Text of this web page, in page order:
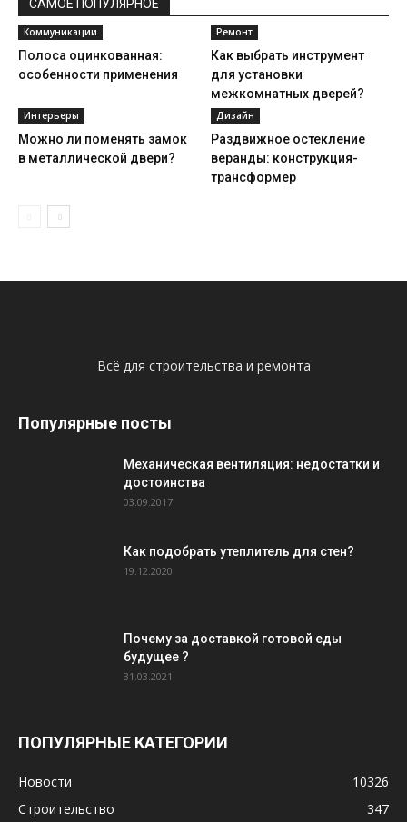
САМОЕ ПОПУЛЯРНОЕ
Коммуникации
Полоса оцинкованная:
особенности применения
Ремонт
Как выбрать инструмент
для установки
межкомнатных дверей?
Интерьеры
Можно ли поменять замок
в металлической двери?
Дизайн
Раздвижное остекление
веранды: конструкция-
трансформер
Всё для строительства и ремонта
Популярные посты
Механическая вентиляция: недостатки и
достоинства
03.09.2017
Как подобрать утеплитель для стен?
19.12.2020
Почему за доставкой готовой еды
будущее ?
31.03.2021
ПОПУЛЯРНЫЕ КАТЕГОРИИ
Новости
10326
Строительство
347